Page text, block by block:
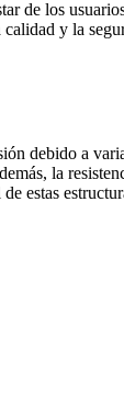
de los
y la
debido a
la
estas